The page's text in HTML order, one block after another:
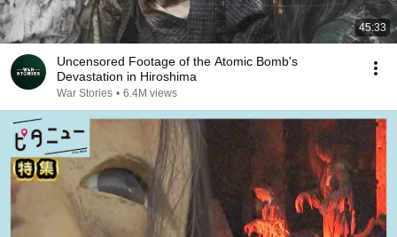
45:33
Uncensored Footage of the Atomic Bomb's
Devastation in Hiroshima
War Stories • 6.4M views